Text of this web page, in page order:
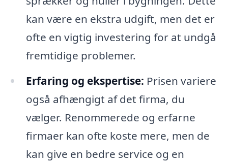
kan være en ekstra udgift, men det er
ofte en vigtig investering for at undgå
fremtidige problemer.
Erfaring og ekspertise: Prisen variere
også afhængigt af det firma, du
vælger. Renommerede og erfarne
firmaer kan ofte koste mere, men de
kan give en bedre service og en